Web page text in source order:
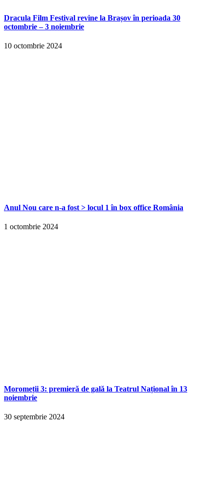
Dracula Film Festival revine la Brașov în perioada 30
octombrie – 3 noiembrie
10 octombrie 2024
Anul Nou care n-a fost > locul 1 în box office România
1 octombrie 2024
Moromeții 3: premieră de gală la Teatrul Național în 13
noiembrie
30 septembrie 2024